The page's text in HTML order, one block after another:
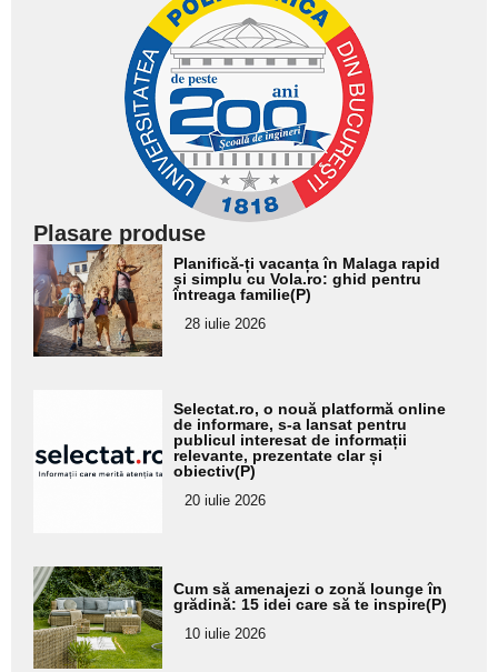
Plasare produse
Adaugă
aici textul
pentru
subtitlu
Planifică-ți vacanța în Malaga rapid
și simplu cu Vola.ro: ghid pentru
întreaga familie(P)
28 iulie 2026
pentru
subtitlu
Selectat.ro, o nouă platformă online
de informare, s-a lansat pentru
publicul interesat de informații
relevante, prezentate clar și
obiectiv(P)
20 iulie 2026
Adaugă
aici textul
pentru
subtitlu
Cum să amenajezi o zonă lounge în
grădină: 15 idei care să te inspire(P)
10 iulie 2026